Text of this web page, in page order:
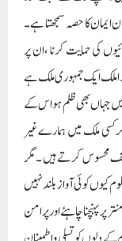
کا حصہ سمجھتا ہے ۔
کی حمایت کرنا ،ان پر
ملک ایک جمہوری ملک ہے
جہاں بھی ظلم ہو اس کے
کسی ملک میں ہمارے غیر
محسوس کرتے ہیں ۔مگر
کیوں کوئی آواز بلند نہیں
پر پہنچنا چاہئے اورپرامن